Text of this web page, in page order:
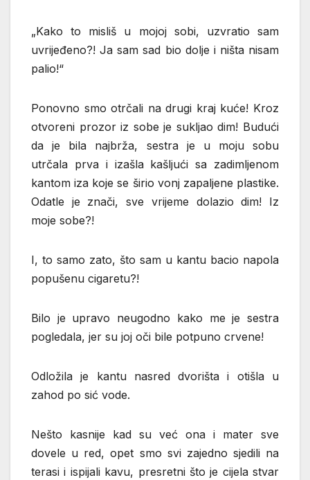
„Kako to misliš u mojoj sobi, uzvratio sam
uvrijeđeno?! Ja sam sad bio dolje i ništa nisam
palio!“
Ponovno smo otrčali na drugi kraj kuće! Kroz
otvoreni prozor iz sobe je sukljao dim! Budući
da je bila najbrža, sestra je u moju sobu
utrčala prva i izašla kašljući sa zadimljenom
kantom iza koje se širio vonj zapaljene plastike.
Odatle je znači, sve vrijeme dolazio dim! Iz
moje sobe?!
I, to samo zato, što sam u kantu bacio napola
popušenu cigaretu?!
Bilo je upravo neugodno kako me je sestra
pogledala, jer su joj oči bile potpuno crvene!
Odložila je kantu nasred dvorišta i otišla u
zahod po sić vode.
Nešto kasnije kad su već ona i mater sve
dovele u red, opet smo svi zajedno sjedili na
terasi i ispijali kavu, presretni što je cijela stvar